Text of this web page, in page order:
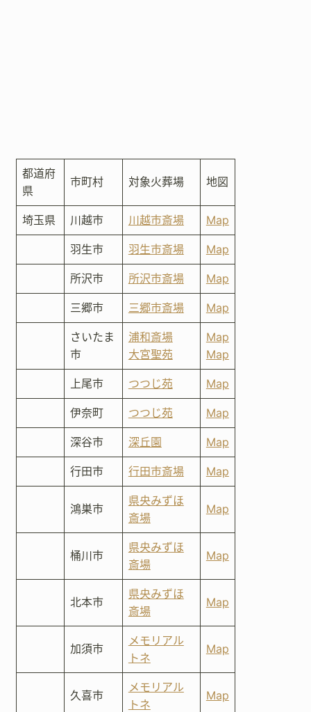
都道府
県
市町村 対象火葬場 地図
埼玉県 川越市 川越市斎場 Map
羽生市 羽生市斎場 Map
所沢市 所沢市斎場 Map
三郷市 三郷市斎場 Map
さいたま
市
浦和斎場
大宮聖苑
Map
Map
上尾市 つつじ苑 Map
伊奈町 つつじ苑 Map
深谷市 深丘園 Map
行田市 行田市斎場 Map
鴻巣市
県央みずほ
斎場
Map
桶川市
県央みずほ
斎場
Map
北本市
県央みずほ
斎場
Map
加須市
メモリアル
トネ
Map
久喜市
メモリアル
トネ
Map